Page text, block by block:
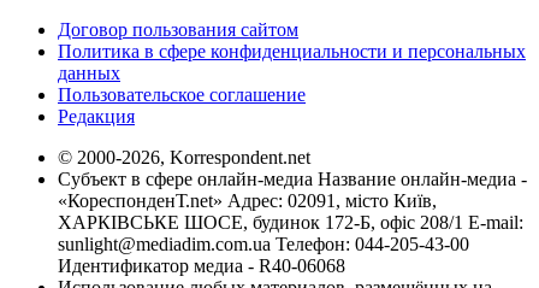
Договор пользования сайтом
Политика в сфере конфиденциальности и персональных
данных
Пользовательское соглашение
Редакция
© 2000-2026, Korrespondent.net
Субъект в сфере онлайн-медиа Название онлайн-медиа -
«КореспонденТ.net» Адрес: 02091, місто Київ,
ХАРКІВСЬКЕ ШОСЕ, будинок 172-Б, офіс 208/1 E-mail:
sunlight@mediadim.com.ua Телефон: 044-205-43-00
Идентификатор медиа - R40-06068